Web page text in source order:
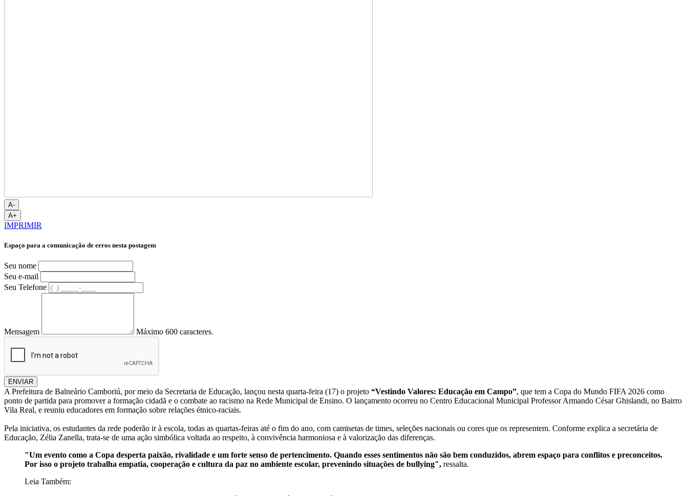
A-
A+
IMPRIMIR
Espaço para a comunicação de erros nesta postagem
Seu nome
Seu e-mail
Seu Telefone
Mensagem Máximo 600 caracteres.
ENVIAR
A Prefeitura de Balneário Camboriú, por meio da Secretaria de Educação, lançou nesta quarta-feira (17) o projeto “Vestindo Valores: Educação em Campo”, que tem a Copa do Mundo FIFA 2026 como
ponto de partida para promover a formação cidadã e o combate ao racismo na Rede Municipal de Ensino. O lançamento ocorreu no Centro Educacional Municipal Professor Armando César Ghislandi, no Bairro
Vila Real, e reuniu educadores em formação sobre relações étnico-raciais.
Pela iniciativa, os estudantes da rede poderão ir à escola, todas as quartas-feiras até o fim do ano, com camisetas de times, seleções nacionais ou cores que os representem. Conforme explica a secretária de
Educação, Zélia Zanella, trata-se de uma ação simbólica voltada ao respeito, à convivência harmoniosa e à valorização das diferenças.
"Um evento como a Copa desperta paixão, rivalidade e um forte senso de pertencimento. Quando esses sentimentos não são bem conduzidos, abrem espaço para conflitos e preconceitos.
Por isso o projeto trabalha empatia, cooperação e cultura da paz no ambiente escolar, prevenindo situações de bullying", ressalta.
Leia Também: